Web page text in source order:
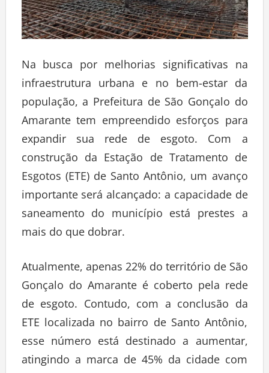
Na busca por melhorias significativas na
infraestrutura urbana e no bem-estar da
população, a Prefeitura de São Gonçalo do
Amarante tem empreendido esforços para
expandir sua rede de esgoto. Com a
construção da Estação de Tratamento de
Esgotos (ETE) de Santo Antônio, um avanço
importante será alcançado: a capacidade de
saneamento do município está prestes a
mais do que dobrar.
Atualmente, apenas 22% do território de São
Gonçalo do Amarante é coberto pela rede
de esgoto. Contudo, com a conclusão da
ETE localizada no bairro de Santo Antônio,
esse número está destinado a aumentar,
atingindo a marca de 45% da cidade com